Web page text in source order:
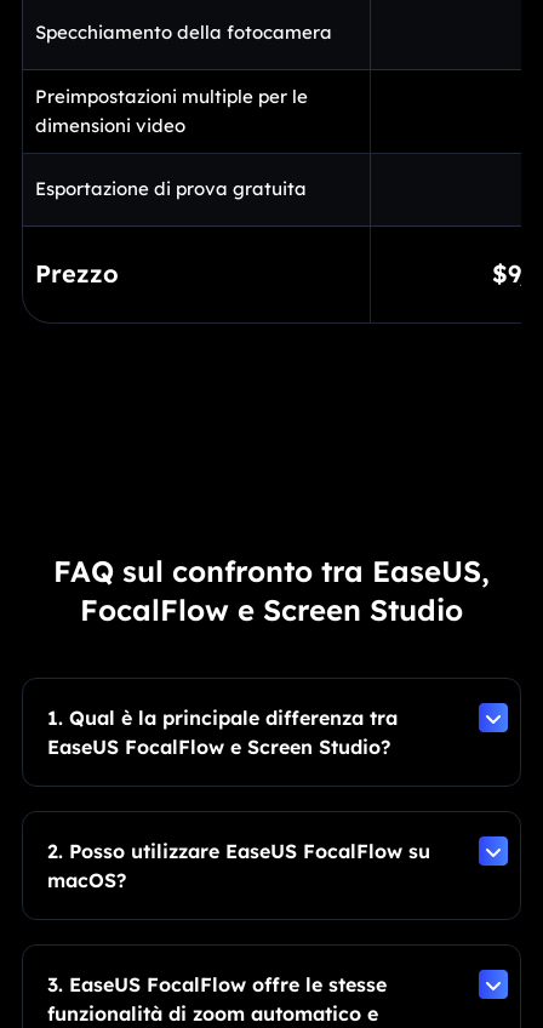
Specchiamento della fotocamera
Preimpostazioni multiple per le
dimensioni video
Esportazione di prova gratuita
Prezzo $9/
FAQ sul confronto tra EaseUS,
FocalFlow e Screen Studio
1. Qual è la principale differenza tra
EaseUS FocalFlow e Screen Studio?
2. Posso utilizzare EaseUS FocalFlow su
macOS?
3. EaseUS FocalFlow offre le stesse
funzionalità di zoom automatico e